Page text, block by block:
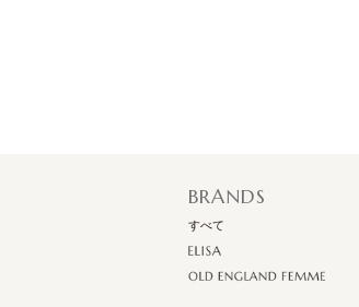
BRANDS
すべて